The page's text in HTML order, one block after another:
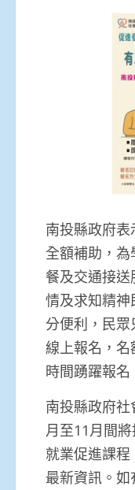
南投縣政府
全額補助，
餐及交通接
情及求知精
分便利，民
線上報名，
時間踴躍報名
南投縣政府
月至11月間
就業促進課
最新資訊。